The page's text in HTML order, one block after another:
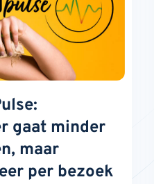
gaat minder
maar
per bezoek